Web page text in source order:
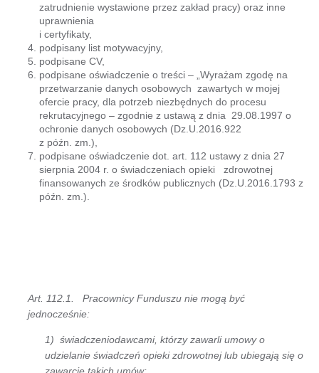
zatrudnienie wystawione przez zakład pracy) oraz inne
uprawnienia
i certyfikaty,
podpisany list motywacyjny,
podpisane CV,
podpisane oświadczenie o treści – „Wyrażam zgodę na
przetwarzanie danych osobowych zawartych w mojej
ofercie pracy, dla potrzeb niezbędnych do procesu
rekrutacyjnego – zgodnie z ustawą z dnia 29.08.1997 o
ochronie danych osobowych (Dz.U.2016.922
z późn. zm.),
podpisane oświadczenie dot. art. 112 ustawy z dnia 27
sierpnia 2004 r. o świadczeniach opieki zdrowotnej
finansowanych ze środków publicznych (Dz.U.2016.1793 z
późn. zm.).
Art. 112.1. Pracownicy Funduszu nie mogą być
jednocześnie:
1) świadczeniodawcami, którzy zawarli umowy o
udzielanie świadczeń opieki zdrowotnej lub ubiegają się o